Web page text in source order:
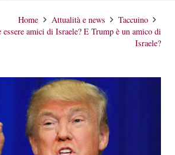
Home Attualità e news
Taccuino
essere amici di Israele? E Trump è un amico di
Israele?